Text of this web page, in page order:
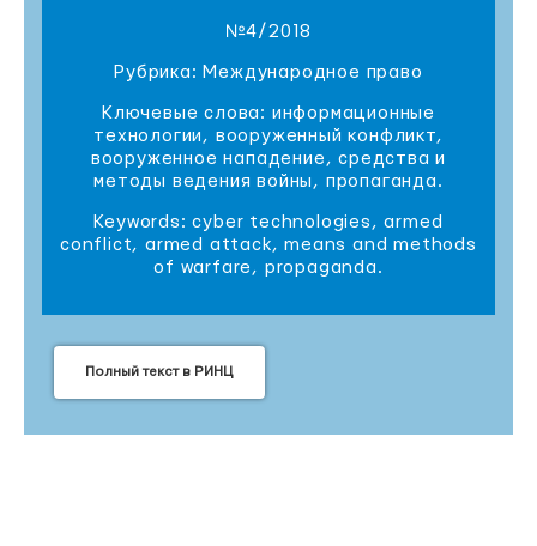
№4/2018
Рубрика: Международное право
Ключевые слова: информационные
технологии, вооруженный конфликт,
вооруженное нападение, средства и
методы ведения войны, пропаганда.
Keywords: cyber technologies, armed
conflict, armed attack, means and methods
of warfare, propaganda.
Полный текст в РИНЦ